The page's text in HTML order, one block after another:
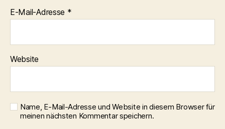
E-Mail-Adresse *
Website
Name, E-Mail-Adresse und Website in diesem Browser für
meinen nächsten Kommentar speichern.